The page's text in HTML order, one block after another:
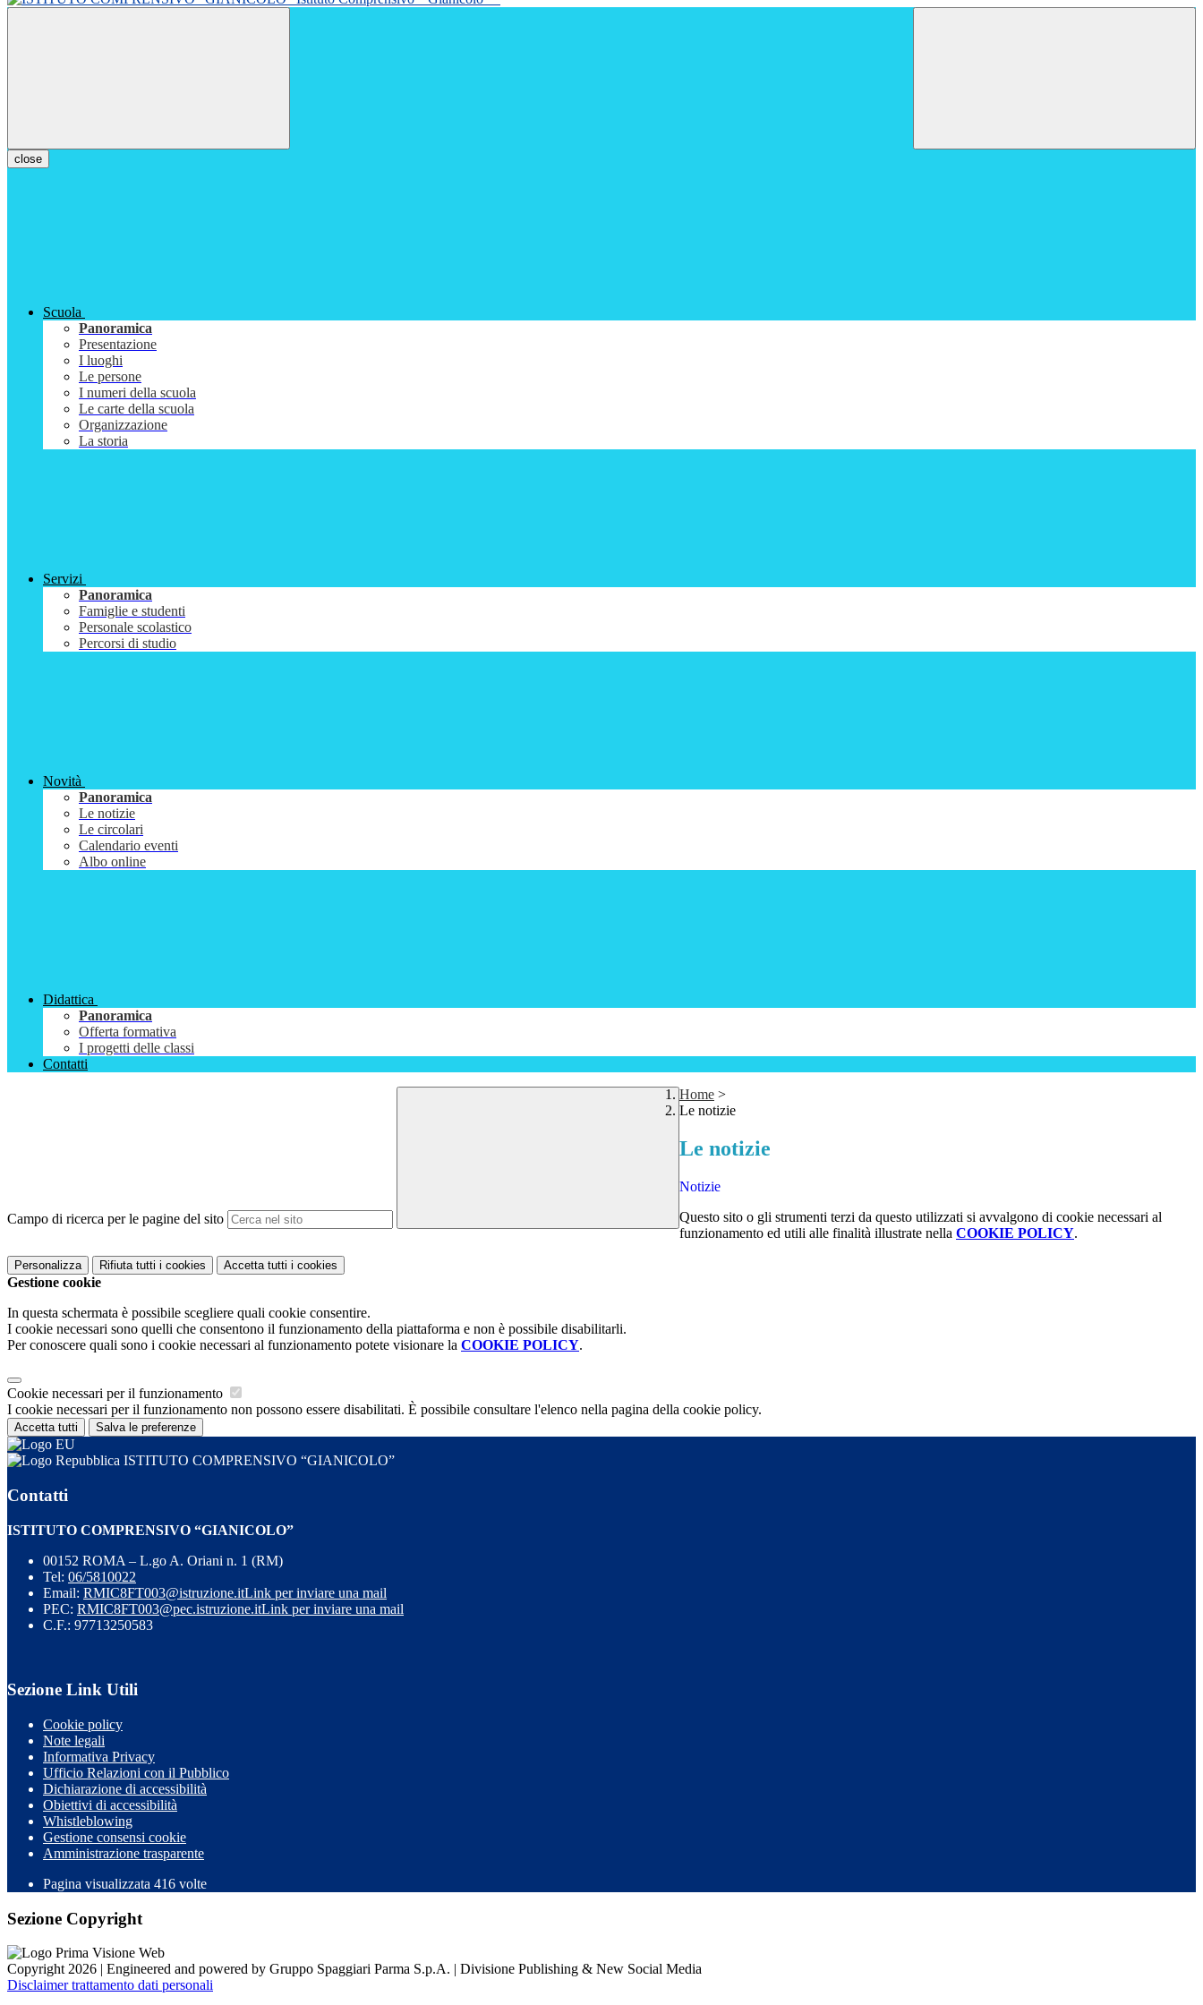
close
Scuola
Panoramica
Presentazione
I luoghi
Le persone
I numeri della scuola
Le carte della scuola
Organizzazione
La storia
Servizi
Panoramica
Famiglie e studenti
Personale scolastico
Percorsi di studio
Novità
Panoramica
Le notizie
Le circolari
Calendario eventi
Albo online
Didattica
Panoramica
Offerta formativa
I progetti delle classi
Contatti
Campo di ricerca per le pagine del sito
Home >
Le notizie
Le notizie
Notizie
Questo sito o gli strumenti terzi da questo utilizzati si avvalgono di cookie necessari al
funzionamento ed utili alle finalità illustrate nella COOKIE POLICY.
Personalizza Rifiuta tutti i cookies Accetta tutti i cookies
Gestione cookie
In questa schermata è possibile scegliere quali cookie consentire.
I cookie necessari sono quelli che consentono il funzionamento della piattaforma e non è possibile disabilitarli.
Per conoscere quali sono i cookie necessari al funzionamento potete visionare la COOKIE POLICY.
Cookie necessari per il funzionamento
I cookie necessari per il funzionamento non possono essere disabilitati. È possibile consultare l'elenco nella pagina della cookie policy.
Accetta tutti Salva le preferenze
ISTITUTO COMPRENSIVO “GIANICOLO”
Contatti
ISTITUTO COMPRENSIVO “GIANICOLO”
00152 ROMA – L.go A. Oriani n. 1 (RM)
Tel: 06/5810022
Email: RMIC8FT003@istruzione.itLink per inviare una mail
PEC: RMIC8FT003@pec.istruzione.itLink per inviare una mail
C.F.: 97713250583
Sezione Link Utili
Cookie policy
Note legali
Informativa Privacy
Ufficio Relazioni con il Pubblico
Dichiarazione di accessibilità
Obiettivi di accessibilità
Whistleblowing
Gestione consensi cookie
Amministrazione trasparente
Pagina visualizzata 416 volte
Sezione Copyright
Copyright 2026 | Engineered and powered by Gruppo Spaggiari Parma S.p.A. | Divisione Publishing & New Social Media
Disclaimer trattamento dati personali